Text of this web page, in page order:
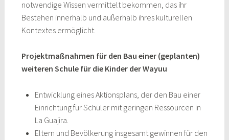
notwendige Wissen vermittelt bekommen, das ihr
Bestehen innerhalb und außerhalb ihres kulturellen
Kontextes ermöglicht.
Projektmaßnahmen für den Bau einer (geplanten)
weiteren Schule für die Kinder der Wayuu
Entwicklung eines Aktionsplans, der den Bau einer
Einrichtung für Schüler mit geringen Ressourcen in
La Guajira.
Eltern und Bevölkerung insgesamt gewinnen für den